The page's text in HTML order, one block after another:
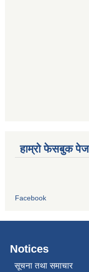
हाम्रो फेसबुक पेज
Facebook
Notices
सूचना तथा समाचार